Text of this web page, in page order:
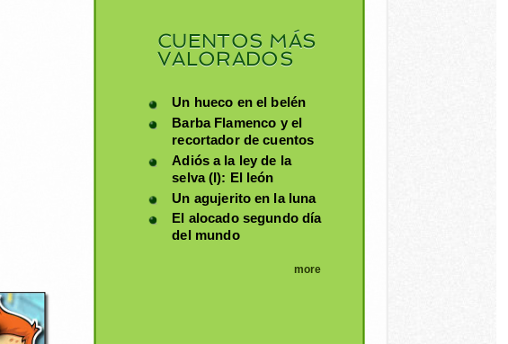
CUENTOS MÁS
VALORADOS
Un hueco en el belén
Barba Flamenco y el
recortador de cuentos
Adiós a la ley de la
selva (I): El león
Un agujerito en la luna
El alocado segundo día
del mundo
more